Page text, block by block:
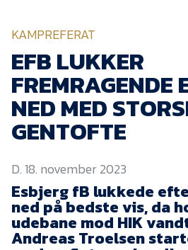
NYHEDER
Om Esbjerg fB
EfB Akademi
Samarbejde
Partnere
Blue Water Arena
KAMPREFERAT
EFB LUKKER
FREMRAGENDE
NED MED
GENTOFTE
D. 18. november 2023
Esbjerg fB lukkede
ned på bedste vis, da
udebane mod HIK
Andreas Troelsen